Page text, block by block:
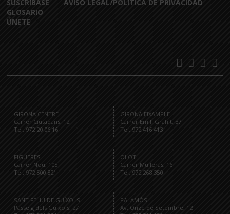
SUSCRÍBASE
GLOSARIO
ÚNETE
AVISO LEGAL/POLÍTICA DE PRIVACIDAD
GIRONA CENTRE
Carrer Ciutadans, 12
Tel. 972 20 06 16
GIRONA EIXAMPLE
Carrer Emili Grahit, 37
Tel. 972 416 413
FIGUERES
Carrer Nou, 105
Tel. 972 500 821
OLOT
Carrer Mulleras, 16
Tel. 972 268 350
SANT FELIU DE GUÍXOLS
Passeig dels Guíxols, 27
PALAMÓS
Av. Onze de Setembre, 12